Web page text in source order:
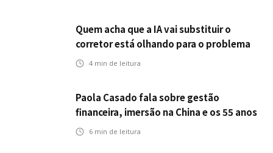
Quem acha que a IA vai substituir o
corretor está olhando para o problema
errado
4 min de leitura
Paola Casado fala sobre gestão
financeira, imersão na China e os 55 anos
da ENS
6 min de leitura